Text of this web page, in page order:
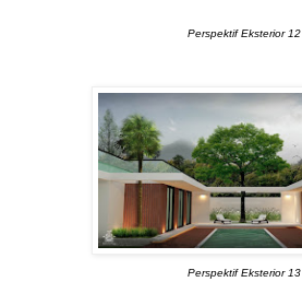
Perspektif Eksterior 12
Perspektif Eksterior 13